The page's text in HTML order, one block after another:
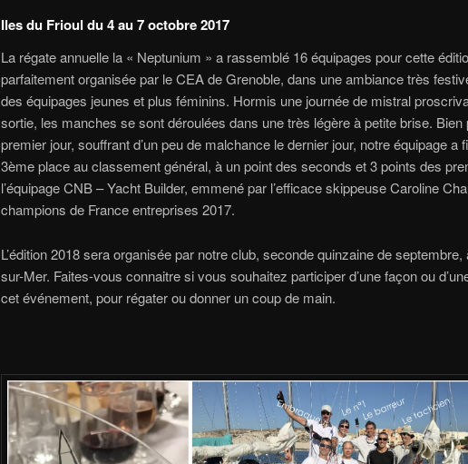
Iles du Frioul du 4 au 7 octobre 2017
La régate annuelle la « Neptunium » a rassemblé 16 équipages pour cette
parfaitement organisée par le CEA de Grenoble, dans une ambiance très
des équipages jeunes et plus féminins. Hormis une journée de mistral
sortie, les manches se sont déroulées dans une très légère à petite brise. Bien
premier jour, souffrant d’un peu de malchance le dernier jour, notre équipage a
3ème place au classement général, à un point des seconds et 3 points des
l’équipage CNB – Yacht Builder, emmené par l’efficace skippeuse Caroline
champions de France entreprises 2017.
L’édition 2018 sera organisée par notre club, seconde quinzaine de septembre,
sur-Mer. Faites-vous connaitre si vous souhaitez participer d’une façon ou
cet événement, pour régater ou donner un coup de main.